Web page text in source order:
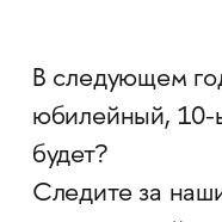
В следующем
юбилейный, 10-
будет?
Следите за